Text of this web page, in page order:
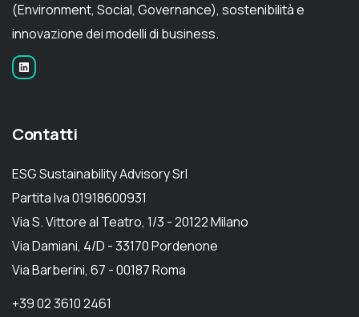
(Environment, Social, Governance), sostenibilità e
innovazione dei modelli di business.
Contatti
ESG Sustainability Advisory Srl
Partita Iva 01918600931
Via S. Vittore al Teatro, 1/3 - 20122 Milano
Via Damiani, 4/D - 33170 Pordenone
Via Barberini, 67 - 00187 Roma
+39 02 3610 2461